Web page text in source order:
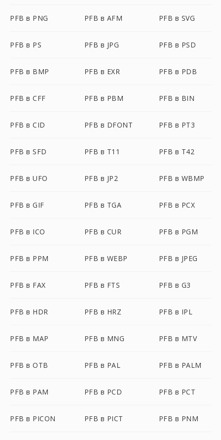
PFB в PNG PFB в AFM PFB в SVG
PFB в PS PFB в JPG PFB в PSD
PFB в BMP PFB в EXR PFB в PDB
PFB в CFF PFB в PBM PFB в BIN
PFB в CID PFB в DFONT PFB в PT3
PFB в SFD PFB в T11 PFB в T42
PFB в UFO PFB в JP2 PFB в WBMP
PFB в GIF PFB в TGA PFB в PCX
PFB в ICO PFB в CUR PFB в PGM
PFB в PPM PFB в WEBP PFB в JPEG
PFB в FAX PFB в FTS PFB в G3
PFB в HDR PFB в HRZ PFB в IPL
PFB в MAP PFB в MNG PFB в MTV
PFB в OTB PFB в PAL PFB в PALM
PFB в PAM PFB в PCD PFB в PCT
PFB в PICON PFB в PICT PFB в PNM